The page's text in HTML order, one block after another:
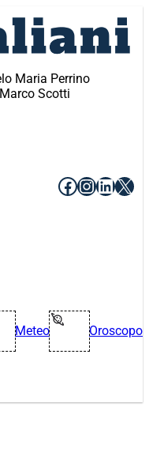
Maria Perrino
Scotti
Facebook
X
Meteo Oroscopo